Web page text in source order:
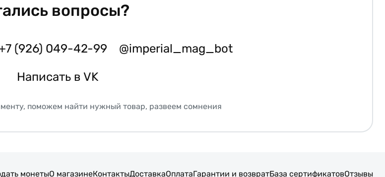
вопросы?
(926) 049-42-99 @imperial_mag_bot
Написать в VK
поможем найти нужный товар, развеем сомнения
монетыО магазинеКонтактыДоставкаОплатаГарантии и возвратБаза сертификатовОтзывы